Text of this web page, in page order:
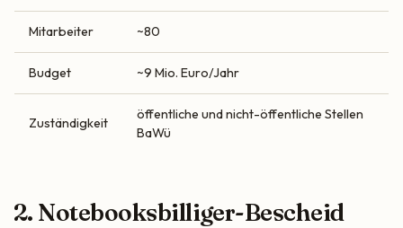
Mitarbeiter ~80
Budget ~9 Mio. Euro/Jahr
Zuständigkeit
öffentliche und nicht-öffentliche Stellen
BaWü
2. Notebooksbilliger-Bescheid